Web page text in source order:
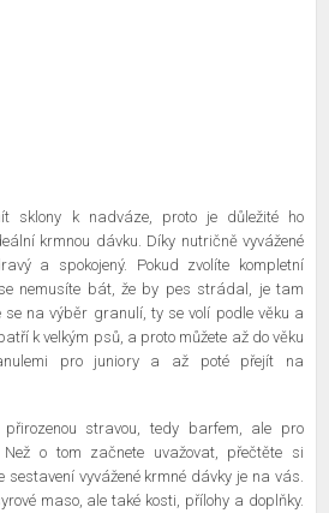
sklony k nadváze, proto je důležité ho
krmnou dávku. Díky nutričně vyvážené
a spokojený. Pokud zvolíte kompletní
nemusíte bát, že by pes strádal, je tam
se na výběr granulí, ty se volí podle věku a
k velkým psů, a proto můžete až do věku
pro juniory a až poté přejít na
stravou, tedy barfem, ale pro
o tom začnete uvažovat, přečtěte si
sestavení vyvážené krmné dávky je na vás.
maso, ale také kosti, přílohy a doplňky.